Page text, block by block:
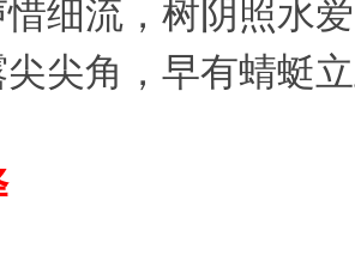
细流，树阴照水
尖角，早有蜻蜓